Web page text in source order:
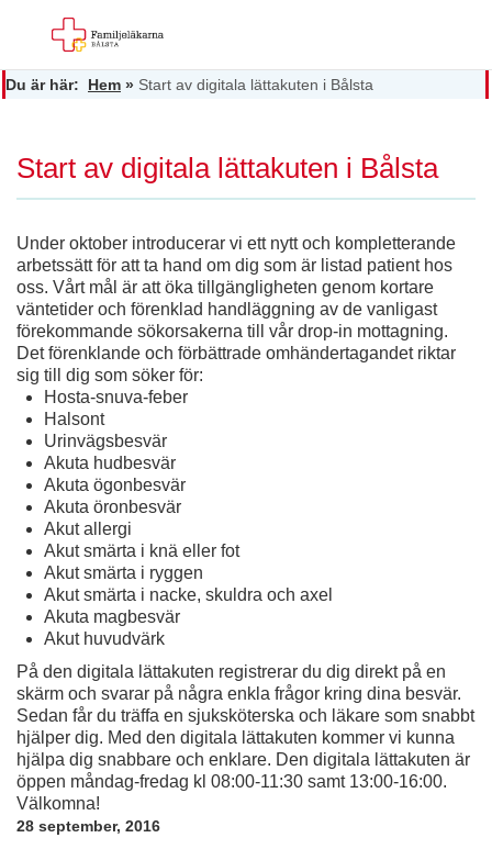
Du är här: Hem » Start av digitala lättakuten i Bålsta
Start av digitala lättakuten i Bålsta
Under oktober introducerar vi ett nytt och kompletterande
arbetssätt för att ta hand om dig som är listad patient hos
oss. Vårt mål är att öka tillgängligheten genom kortare
väntetider och förenklad handläggning av de vanligast
förekommande sökorsakerna till vår drop-in mottagning.
Det förenklande och förbättrade omhändertagandet riktar
sig till dig som söker för:
Hosta-snuva-feber
Halsont
Urinvägsbesvär
Akuta hudbesvär
Akuta ögonbesvär
Akuta öronbesvär
Akut allergi
Akut smärta i knä eller fot
Akut smärta i ryggen
Akut smärta i nacke, skuldra och axel
Akuta magbesvär
Akut huvudvärk
På den digitala lättakuten registrerar du dig direkt på en
skärm och svarar på några enkla frågor kring dina besvär.
Sedan får du träffa en sjuksköterska och läkare som snabbt
hjälper dig. Med den digitala lättakuten kommer vi kunna
hjälpa dig snabbare och enklare. Den digitala lättakuten är
öppen måndag-fredag kl 08:00-11:30 samt 13:00-16:00.
Välkomna!
28 september, 2016